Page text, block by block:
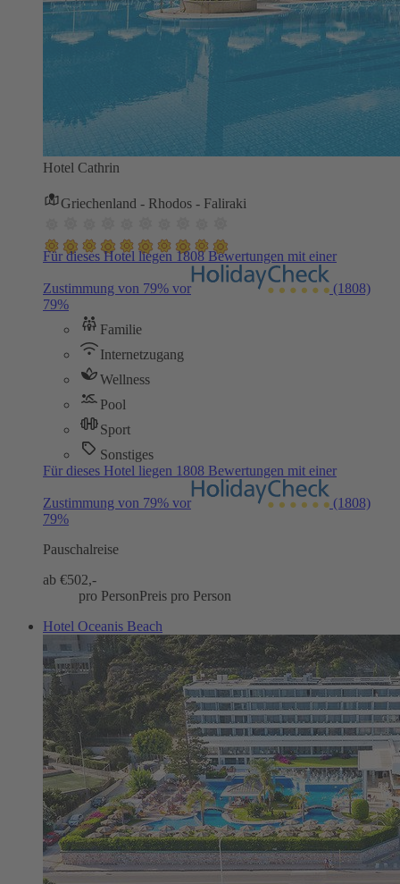
Hotel Cathrin
Griechenland - Rhodos - Faliraki
Für dieses Hotel liegen 1808 Bewertungen mit einer
Zustimmung von 79% vor
(1808)
79%
Familie
Internetzugang
Wellness
Pool
Sport
Sonstiges
Für dieses Hotel liegen 1808 Bewertungen mit einer
Zustimmung von 79% vor
(1808)
79%
Pauschalreise
ab €502,-
pro PersonPreis pro Person
Hotel Oceanis Beach